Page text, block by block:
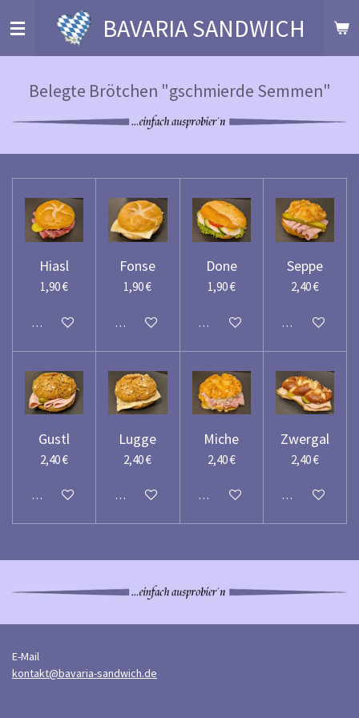
Hauptinhalt
BAVARIA SANDWICH
Belegte Brötchen "gschmierde Semmen"
Hiasl
1,90 €
In den Warenkorb
Fonse
1,90 €
In den Warenkorb
Done
1,90 €
In den Warenkorb
Seppe
2,40 €
In den
Gustl
2,40 €
In den Warenkorb
Lugge
2,40 €
In den Warenkorb
Miche
2,40 €
In den Warenkorb
Zwergal
2,40 €
In den
E-Mail
kontakt@bavaria-sandwich.de